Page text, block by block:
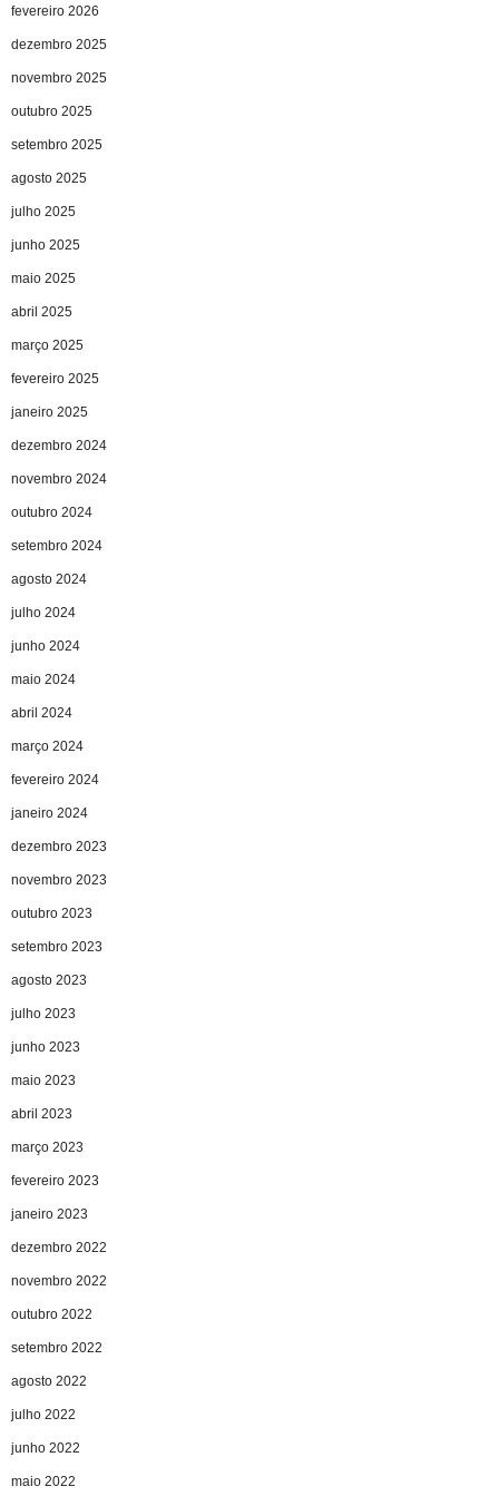
fevereiro 2026
dezembro 2025
novembro 2025
outubro 2025
setembro 2025
agosto 2025
julho 2025
junho 2025
maio 2025
abril 2025
março 2025
fevereiro 2025
janeiro 2025
dezembro 2024
novembro 2024
outubro 2024
setembro 2024
agosto 2024
julho 2024
junho 2024
maio 2024
abril 2024
março 2024
fevereiro 2024
janeiro 2024
dezembro 2023
novembro 2023
outubro 2023
setembro 2023
agosto 2023
julho 2023
junho 2023
maio 2023
abril 2023
março 2023
fevereiro 2023
janeiro 2023
dezembro 2022
novembro 2022
outubro 2022
setembro 2022
agosto 2022
julho 2022
junho 2022
maio 2022